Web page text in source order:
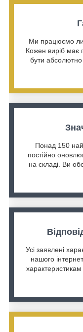
Ми працюємо
Кожен виріб має
бути абсолютно
Понад 150
постійно
на складі. Ви
Усі заявлені
нашого